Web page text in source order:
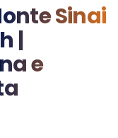
Sinai
|
e